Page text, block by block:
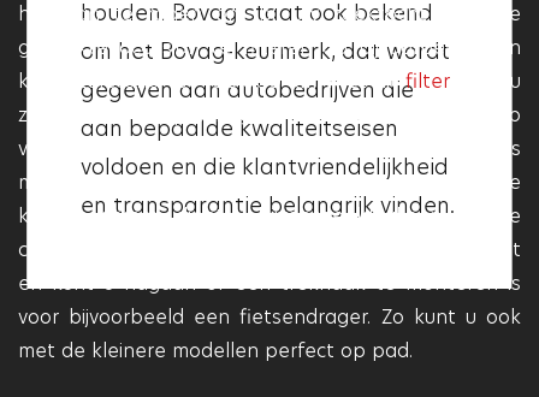
het aan te raden om bij uw zoektocht naar de
geschikte occasion te filteren op bijvoorbeeld een
kilometerstand tot 100.000 km. Met ditfiltervindt u
zo een aantal prachtige modellen waarmee u op
vakantie kunt en nog talloze lange en korte ritjes
mee kunt maken. Om voldoende bagage mee te
kunnen nemen dient u bijvoorbeeld alleen nog te
checken of de achterbank kan worden omgeklapt
en kunt u nagaan of een trekhaak te monteren is
voor bijvoorbeeld een fietsendrager. Zo kunt u ook
met de kleinere modellen perfect op pad.
klantvriendelijkheid. Als een
garage het Vakgarage logo heeft,
betekent dit dat deze aan deze
kwaliteitseisen voldoet en dat
deze garage betrouwbaar en
professioneel is.
houden. Bovag staat ook bekend
om het Bovag-keurmerk, dat wordt
gegeven aan autobedrijven die
aan bepaalde kwaliteitseisen
voldoen en die klantvriendelijkheid
en transparantie belangrijk vinden.